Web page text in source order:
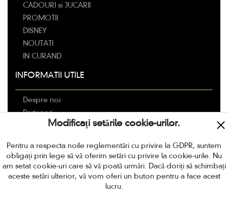
CADOURI si JUCARII
PROMOTII
DISNEY
NOUTATI
IN CURAND
INFORMATII UTILE
Despre noi
Parteneri
Livrarea
Politica de retur
Termeni si conditii
Protectia Consumatorilor
Locuri de munca in Romania
Modificați setările cookie-urilor.
Pentru a respecta noile reglementări cu privire la GDPR, suntem
obligați prin lege să vă oferim setări cu privire la cookie-urile. Nu
am setat cookie-uri care să vă poată urmări. Dacă doriți să schimbați
aceste setări ulterior, vă vom oferi un buton pentru a face acest
lucru.